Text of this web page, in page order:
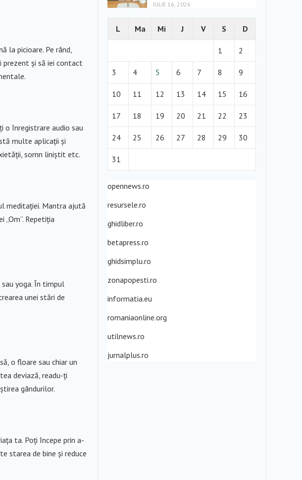
la picioare. Pe rând,
prezent și să iei contact
o înregistrare audio sau
multe aplicații și
somn liniștit etc.
meditației. Mantra ajută
Repetiția
yoga. În timpul
unei stări de
o floare sau chiar un
deviază, readu-ți
gândurilor.
ta. Poți începe prin a-
starea de bine și reduce
IULIE 16, 2026
L Ma Mi J V S D
1 2
3 4 5 6 7 8 9
10 11 12 13 14 15 16
17 18 19 20 21 22 23
24 25 26 27 28 29 30
31
opennews.ro
resursele.ro
ghidliber.ro
betapress.ro
ghidsimplu.ro
zonapopesti.ro
informatia.eu
romaniaonline.org
utilnews.ro
jurnalplus.ro